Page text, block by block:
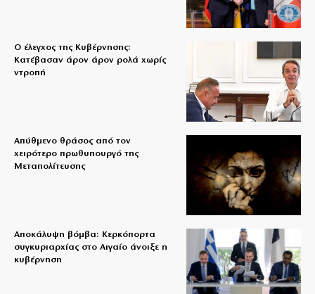
Ο έλεγχος της Κυβέρνησης:
Κατέβασαν άρον άρον ρολά χωρίς
ντροπή
Απύθμενο θράσος από τον
χειρότερο πρωθυπουργό της
Μεταπολίτευσης
Αποκάλυψη βόμβα: Κερκόπορτα
συγκυριαρχίας στο Αιγαίο άνοιξε η
κυβέρνηση